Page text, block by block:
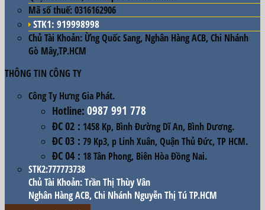
Mã số thuế:0316162906
STK1: 919998998
Chủ Tài Khoản: Ừng Quốc Sang, Nghân Hàng ACB, Chi Nhánh
Gò Mây,TP.HCM
THÔNG TIN CÔNG TY
Công Ty Hưng Gia Phát.
Hotline: 0987 991 778
ĐC 02 : 1458 Kp, Bình Đường Dĩ An, Bình Dương.
ĐC 03 : 79 Kp3, p Linh Xuân, Quận Thủ Đức, TP HCM.
ĐC 04 : 18 Tân Phong, Biên Hòa Đồng Nai.
STK2:777773738
Chủ Tài Khoản: Trần Thị Thùy Vân
Nghân Hàng ACB, Chi Nhánh Nguyễn Thị Tú TP.HCM